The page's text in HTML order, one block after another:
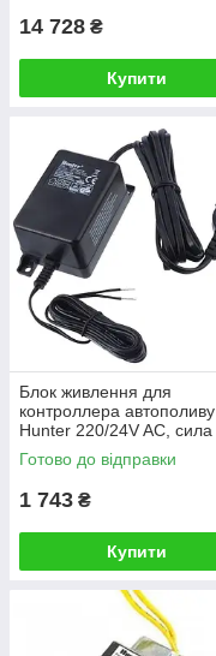
14 728 ₴
Купити
Блок живлення для
контроллера автополиву
Hunter 220/24V AC, сила
струму 1А (PCC, X-CORE
внутрішній)
Готово до відправки
1 743 ₴
Купити